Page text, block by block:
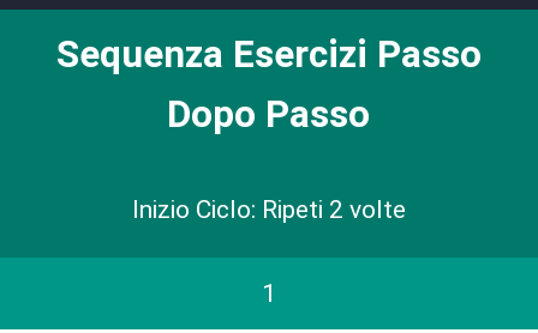
Sequenza Esercizi Passo
Dopo Passo
Inizio Ciclo: Ripeti 2 volte
1